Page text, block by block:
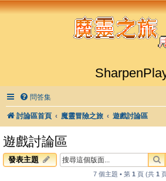
問答集
討論區首頁 魔靈冒險之旅 遊戲討論區
遊戲討論區
發表主題
7 個主題 • 第 1 頁 (共 1